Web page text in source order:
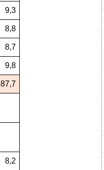
9,3
8,8
8,7
9,8
87,7
8,2